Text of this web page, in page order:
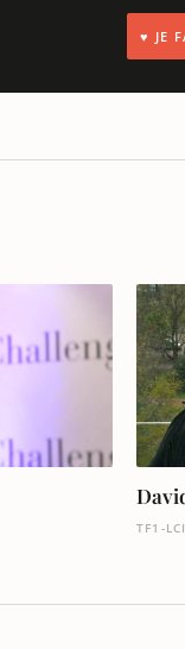
♥ JE
TF1-LCI